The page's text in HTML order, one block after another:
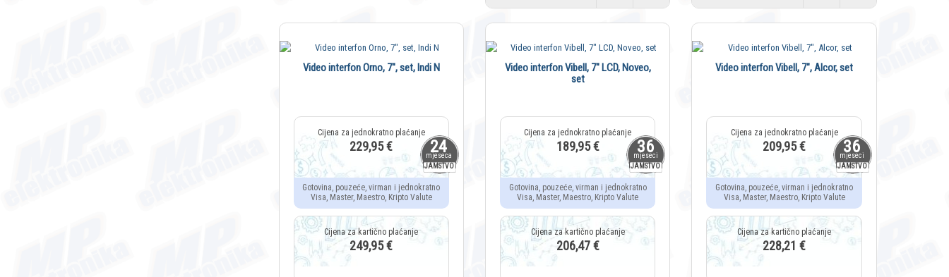
24
mjeseca
JAMSTVO
Video interfon Orno, 7", set, Indi N
229,95 €
Gotovina, pouzeće, virman i jednokratno
Visa, Master, Maestro, Kripto Valute
249,95 €
36
mjeseci
JAMSTVO
Video interfon Vibell, 7" LCD, Noveo,
set
189,95 €
Gotovina, pouzeće, virman i jednokratno
Visa, Master, Maestro, Kripto Valute
206,47 €
36
mjeseci
JAMSTVO
Video interfon Vibell, 7", Alcor, set
209,95 €
Gotovina, pouzeće, virman i jednokratno
Visa, Master, Maestro, Kripto Valute
228,21 €